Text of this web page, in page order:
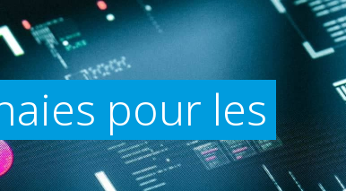
pour les